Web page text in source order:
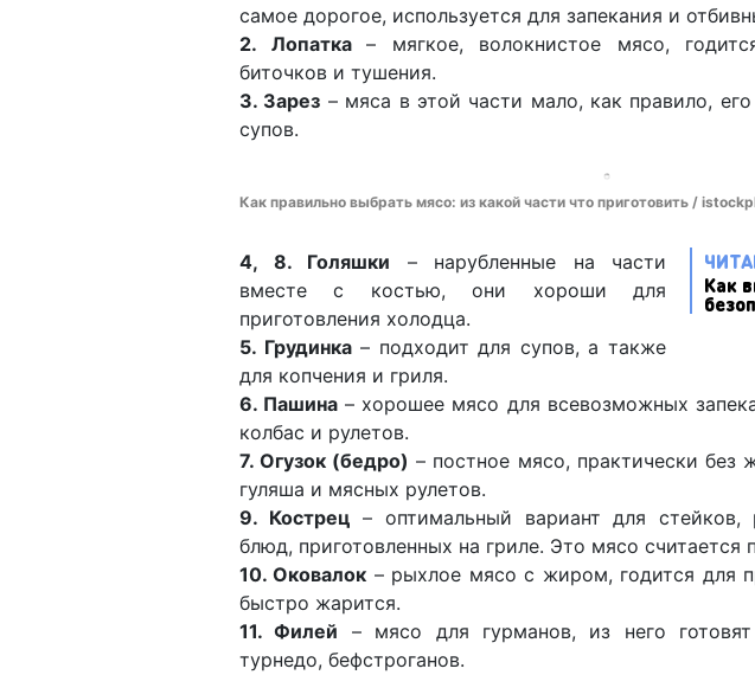
самое дорогое, используется для запекания и
2. Лопатка– мягкое, волокнистое мясо,
биточков и тушения.
3. Зарез – мяса в этой части мало, как правило,
супов.
Как правильно выбрать мясо: из какой части что приготовить /
Как
4, 8. Голяшки – нарубленные на части
вместе с костью, они хороши для
приготовления холодца.
5. Грудинка– подходит для супов, а также
для копчения и гриля.
6. Пашина – хорошее мясо для всевозможных
колбас и рулетов.
7. Огузок (бедро) – постное мясо, практически без
гуляша и мясных рулетов.
9. Кострец – оптимальный вариант для стейков,
блюд, приготовленных на гриле. Это мясо считается
10. Оковалок – рыхлое мясо с жиром, годится для
быстро жарится.
11. Филей – мясо для гурманов, из него
турнедо, бефстроганов.